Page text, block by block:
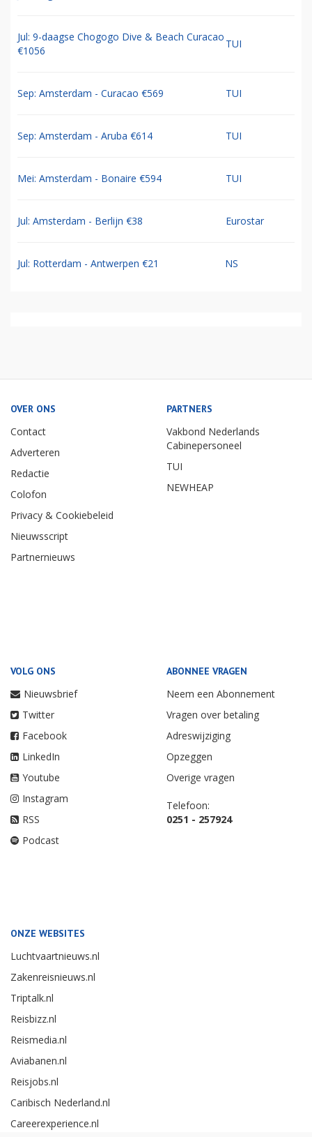
Jul: 9-daagse Chogogo Dive & Beach Curacao
€1056
TUI
Sep: Amsterdam - Curacao €569 TUI
Sep: Amsterdam - Aruba €614 TUI
Mei: Amsterdam - Bonaire €594 TUI
Jul: Amsterdam - Berlijn €38 Eurostar
Jul: Rotterdam - Antwerpen €21 NS
OVER ONS
Contact
Adverteren
Redactie
Colofon
Privacy & Cookiebeleid
Nieuwsscript
Partnernieuws
PARTNERS
Vakbond Nederlands
Cabinepersoneel
TUI
NEWHEAP
VOLG ONS
Nieuwsbrief
Twitter
Facebook
LinkedIn
Youtube
Instagram
RSS
Podcast
ABONNEE VRAGEN
Neem een Abonnement
Vragen over betaling
Adreswijziging
Opzeggen
Overige vragen
Telefoon:
0251 - 257924
ONZE WEBSITES
Luchtvaartnieuws.nl
Zakenreisnieuws.nl
Triptalk.nl
Reisbizz.nl
Reismedia.nl
Aviabanen.nl
Reisjobs.nl
Caribisch Nederland.nl
Careerexperience.nl